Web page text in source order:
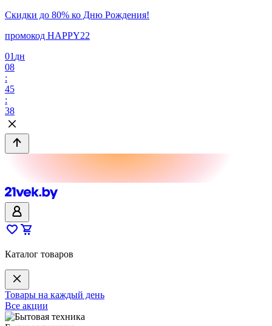
Скидки до 80% ко Дню Рождения!
промокод HAPPY22
01 дн
08
:
45
:
38
Каталог товаров
Товары на каждый день
Все акции